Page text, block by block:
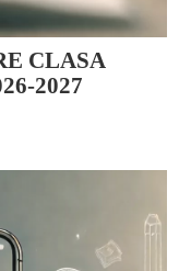
CLASA
2027